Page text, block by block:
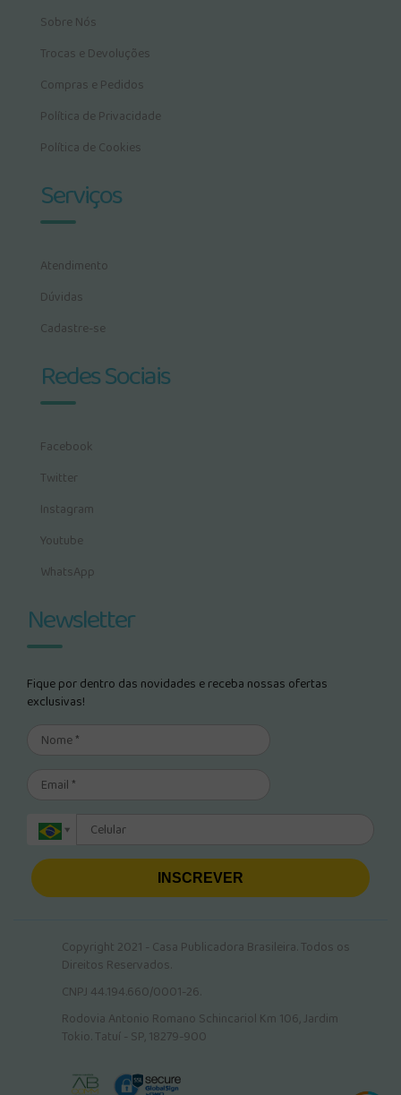
Sobre Nós
Trocas e Devoluções
Compras e Pedidos
Política de Privacidade
Política de Cookies
Serviços
Atendimento
Dúvidas
Cadastre-se
Redes Sociais
Facebook
Twitter
Instagram
Youtube
WhatsApp
Newsletter
Fique por dentro das novidades e receba nossas ofertas
exclusivas!
INSCREVER
Copyright 2021 - Casa Publicadora Brasileira. Todos os
Direitos Reservados.
CNPJ 44.194.660/0001-26.
Rodovia Antonio Romano Schincariol Km 106, Jardim
Tokio. Tatuí - SP, 18279-900